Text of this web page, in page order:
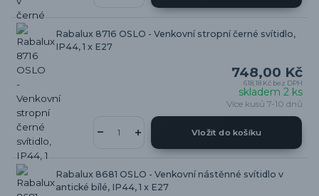
Rabalux 8716 OSLO - Venkovní stropní černé svítidlo,
IP44, 1 x E27
748,00 Kč
618,18 Kč bez DPH
skladem 2 ks
Více kusů 7-10 dnů
Vložit do košíku
Rabalux 8681 OSLO - Venkovní nástěnné svítidlo v
antické bílé, IP44, 1 x E27